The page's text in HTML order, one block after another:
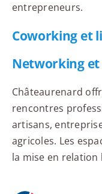
entrepreneurs.
Coworking et
Networking et
Châteaurenard
rencontres
artisans,
agricoles. Les
la mise en relation